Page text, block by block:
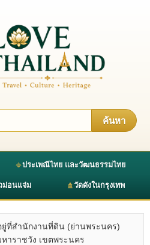
ค้นหา
ประเพณีไทย และวัฒนธรรมไทย
ม่อนแจ่ม วัดดังในกรุงเทพ
ที่สำนักงานที่ดิน (ย่านพระนคร)
าราชวัง เขตพระนคร